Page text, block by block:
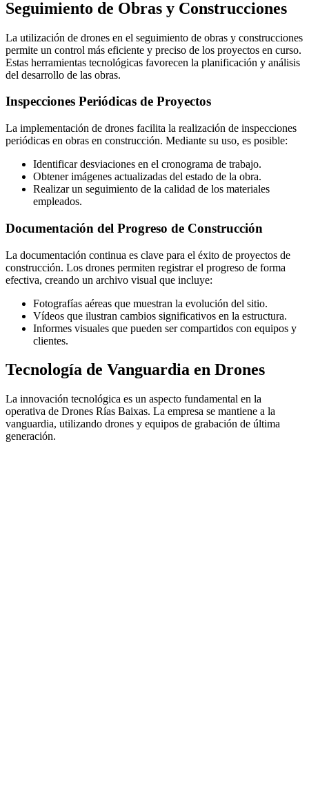
Seguimiento de Obras y Construcciones
La utilización de drones en el seguimiento de obras y construcciones
permite un control más eficiente y preciso de los proyectos en curso.
Estas herramientas tecnológicas favorecen la planificación y análisis
del desarrollo de las obras.
Inspecciones Periódicas de Proyectos
La implementación de drones facilita la realización de inspecciones
periódicas en obras en construcción. Mediante su uso, es posible:
Identificar desviaciones en el cronograma de trabajo.
Obtener imágenes actualizadas del estado de la obra.
Realizar un seguimiento de la calidad de los materiales
empleados.
Documentación del Progreso de Construcción
La documentación continua es clave para el éxito de proyectos de
construcción. Los drones permiten registrar el progreso de forma
efectiva, creando un archivo visual que incluye:
Fotografías aéreas que muestran la evolución del sitio.
Vídeos que ilustran cambios significativos en la estructura.
Informes visuales que pueden ser compartidos con equipos y
clientes.
Tecnología de Vanguardia en Drones
La innovación tecnológica es un aspecto fundamental en la
operativa de Drones Rías Baixas. La empresa se mantiene a la
vanguardia, utilizando drones y equipos de grabación de última
generación.